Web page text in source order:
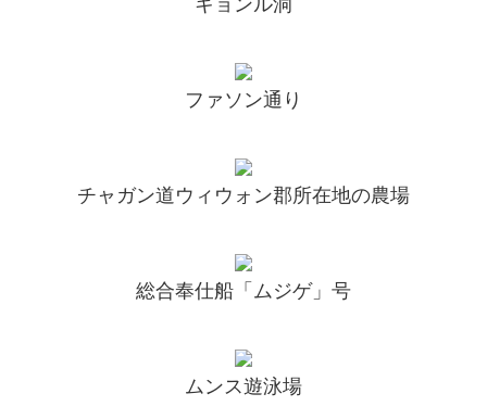
キョンル洞
ファソン通り
チャガン道ウィウォン郡所在地の農場
総合奉仕船「ムジゲ」号
ムンス遊泳場